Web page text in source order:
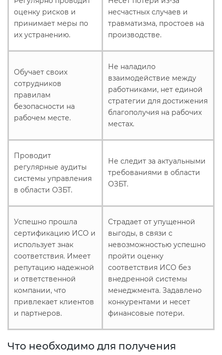
оценку рисков и
принимает меры по
их устранению.
несчастных случаев и
травматизма, простоев на
производстве.
Обучает своих
сотрудников
правилам
безопасности на
рабочем месте.
Не наладило
взаимодействие между
работниками, нет единой
стратегии для достижения
благополучия на рабочих
местах.
Проводит
регулярные аудиты
системы управления
в области ОЗБТ.
Не следит за актуальными
требованиями в области
ОЗБТ.
Успешно прошла
сертификацию ИСО и
использует знак
соответствия. Имеет
репутацию надежной
и ответственной
компании, что
привлекает клиентов
и партнеров.
Страдает от упущенной
выгоды, в связи с
невозможностью успешно
пройти оценку
соответствия ИСО без
внедренной системы
менеджмента. Задавлено
конкурентами и несет
финансовые потери.
Что необходимо для получения